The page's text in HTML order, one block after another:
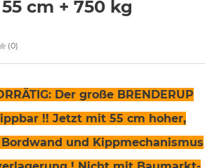
cm + 750 kg
(0)
Der große BRENDERUP
!! Jetzt mit 55 cm hoher,
und Kippmechanismus